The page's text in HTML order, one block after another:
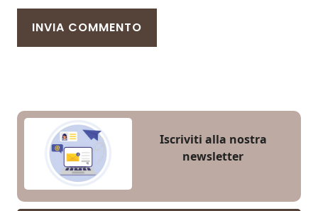
Iscriviti alla nostra
newsletter